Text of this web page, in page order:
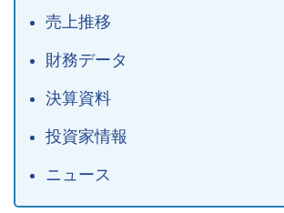
売上推移
財務データ
決算資料
投資家情報
ニュース